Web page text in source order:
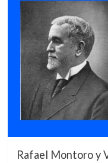
Rafael Montoro y